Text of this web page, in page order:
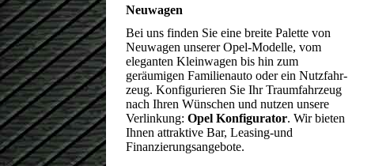
Neuwagen
Bei uns finden Sie eine breite Palette von
Neuwagen unserer Opel-Modelle, vom
eleganten Kleinwagen bis hin zum
geräumigen Familienauto oder ein Nutz­fahr­
zeug. Konfigurieren Sie Ihr Traumfahrzeug
nach Ihren Wünschen und nutzen unsere
Verlinkung:Opel Konfigurator. Wir bieten
Ihnen attraktive Bar, Leasing-und
Finanzierungsangebote.